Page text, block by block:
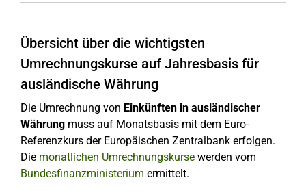
Übersicht über die wichtigsten
Umrechnungskurse auf Jahresbasis für
ausländische Währung
Die Umrechnung von Einkünften in ausländischer
Währung muss auf Monatsbasis mit dem Euro-
Referenzkurs der Europäischen Zentralbank erfolgen.
Die monatlichen Umrechnungskurse werden vom
Bundesfinanzministerium ermittelt.